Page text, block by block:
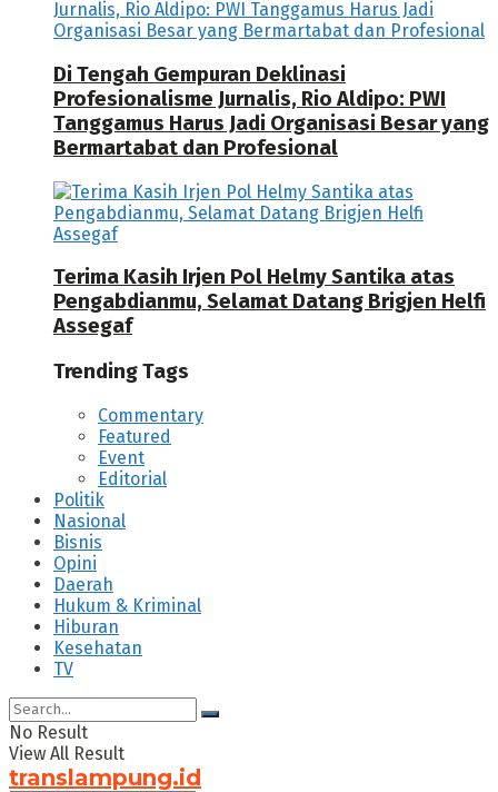
Di Tengah Gempuran Deklinasi
Profesionalisme Jurnalis, Rio Aldipo: PWI
Tanggamus Harus Jadi Organisasi Besar yang
Bermartabat dan Profesional
Terima Kasih Irjen Pol Helmy Santika atas
Pengabdianmu, Selamat Datang Brigjen Helfi
Assegaf
Trending Tags
Commentary
Featured
Event
Editorial
Politik
Nasional
Bisnis
Opini
Daerah
Hukum & Kriminal
Hiburan
Kesehatan
TV
No Result
View All Result
translampung.id